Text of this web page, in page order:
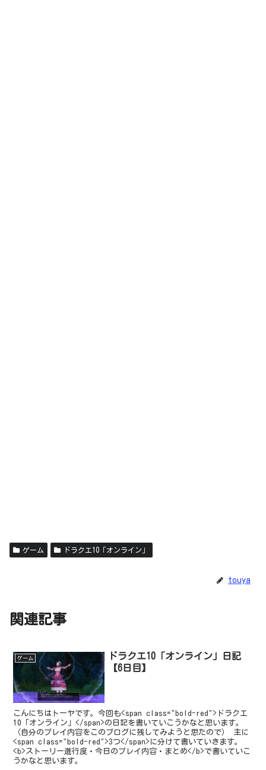
ゲーム ドラクエ10「オンライン」
touya
関連記事
ゲーム
ドラクエ10「オンライン」日記
【6日目】
こんにちはトーヤです。今回も<span class="bold-red">ドラクエ
10「オンライン」</span>の日記を書いていこうかなと思います。
（自分のプレイ内容をこのブログに残してみようと思たので） 主に
<span class="bold-red">3つ</span>に分けて書いていきます。
<b>ストーリー進行度・今日のプレイ内容・まとめ</b>で書いていこ
うかなと思います。